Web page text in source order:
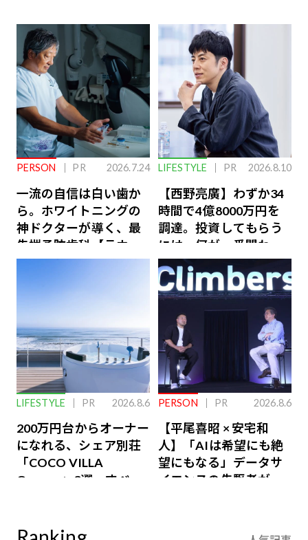
PERSON PR 2026.7.24
一流の自信は白い歯か
ら。ホワイトニングの
神ドクターが導く、最
先端予防歯科【ラウン
ジ会員特典あり】
LIFESTYLE PR 2026.8.10
【西野亮廣】わずか34
時間で4億8000万円を
調達。投資してもらう
には、何が一番問われ
るのか
LIFESTYLE PR 2026.8.6
200万円台からオーナー
になれる、シェア別荘
「COCO VILLA
Owners」3選。すべて
PERSON PR 2026.8.6
【平尾喜昭 × 安宅和
人】「AIは希望にも絶
望にもなる」データサ
イエンスの先駆者が語